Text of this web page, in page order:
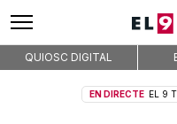
QUIOSC DIGITAL
EN DIRECTE EL 9